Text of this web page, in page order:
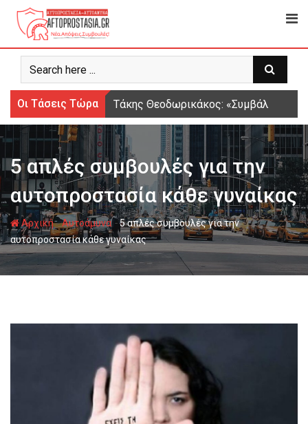
Ψάχνω
για...
Οι Τάσεις Τώρα Τάκης Θεοδωρικάκος: «Συμβάλλουμε
5 απλές συμβουλές για την
αυτοπροστασία κάθε γυναίκας
Αρχική-Αυτοάμυνα-5 απλές συμβουλές για την
αυτοπροστασία κάθε γυναίκας